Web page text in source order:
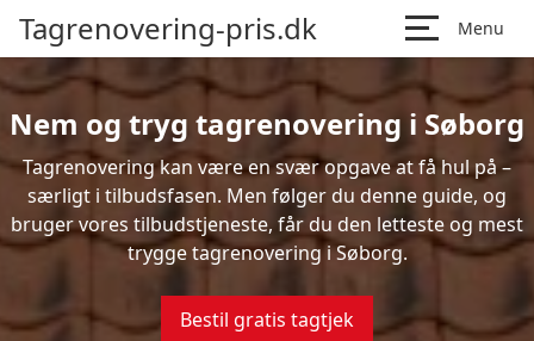
Tagrenovering-pris.dk Menu
Nem og tryg tagrenovering i Søborg
Tagrenovering kan være en svær opgave at få hul på –
særligt i tilbudsfasen. Men følger du denne guide, og
bruger vores tilbudstjeneste, får du den letteste og mest
trygge tagrenovering i Søborg.
Bestil gratis tagtjek